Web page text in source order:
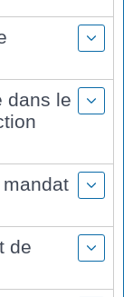
dans le
de